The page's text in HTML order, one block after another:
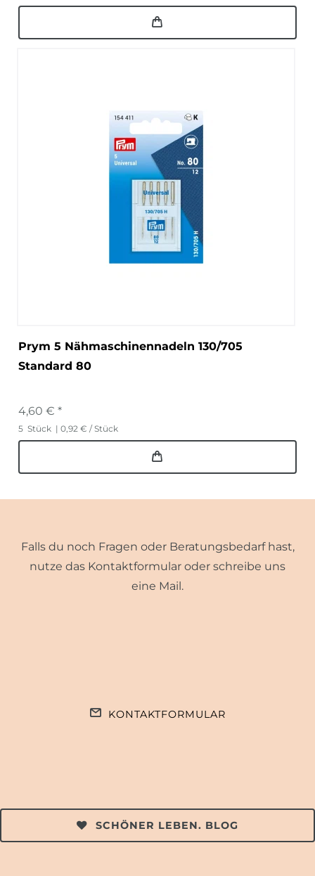
Prym 5 Nähmaschinennadeln 130/705
Standard 80
4,60 € *
5 Stück | 0,92 € / Stück
Falls du noch Fragen oder Beratungsbedarf hast,
nutze das Kontaktformular oder schreibe uns
eine Mail.
KONTAKTFORMULAR
SCHÖNER LEBEN. BLOG